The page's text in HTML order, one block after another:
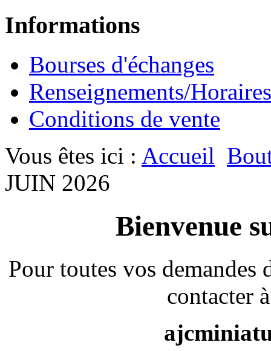
Informations
Bourses d'échanges
Renseignements/Horaires
Conditions de vente
Vous êtes ici : Accueil
JUIN 2026
Bienvenue
Pour toutes vos
contacter